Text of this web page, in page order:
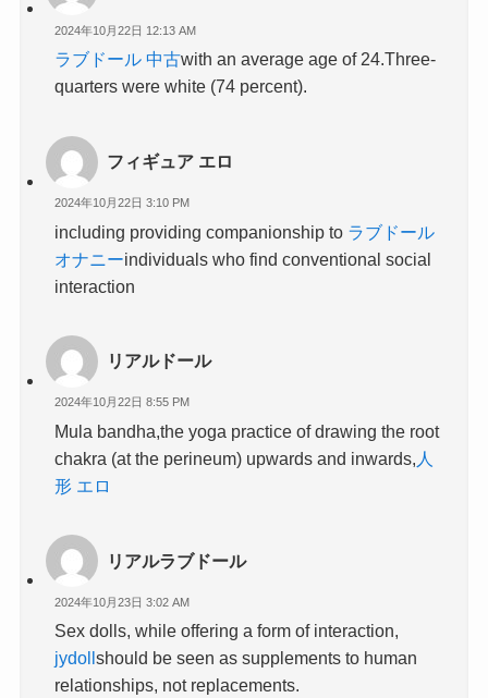
2024年10月22日 12:13 AM
ラブドール 中古with an average age of 24.Three-
quarters were white (74 percent).
フィギュア エロ
2024年10月22日 3:10 PM
including providing companionship to ラブドール
オナニーindividuals who find conventional social
interaction
リアルドール
2024年10月22日 8:55 PM
Mula bandha,the yoga practice of drawing the root
chakra (at the perineum) upwards and inwards, 人
形 エロ
リアルラブドール
2024年10月23日 3:02 AM
Sex dolls, while offering a form of interaction,
jydollshould be seen as supplements to human
relationships, not replacements.